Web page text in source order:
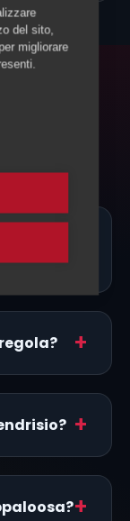
proprio
del sito,
migliorare